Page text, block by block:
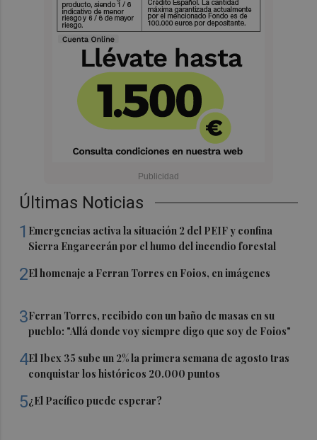
Últimas Noticias
1 Emergencias activa la situación 2 del PEIF y confina
Sierra Engarcerán por el humo del incendio forestal
2El homenaje a Ferran Torres en Foios, en imágenes
3Ferran Torres, recibido con un baño de masas en su
pueblo: "Allá donde voy siempre digo que soy de Foios"
4El Ibex 35 sube un 2% la primera semana de agosto tras
conquistar los históricos 20.000 puntos
5¿El Pacífico puede esperar?